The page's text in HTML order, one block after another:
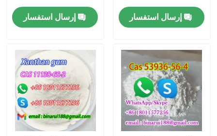
المنزل
فيديوهات
معلومات عنا
جولة في المعمل
إرسال استفسار إرسال استفسار